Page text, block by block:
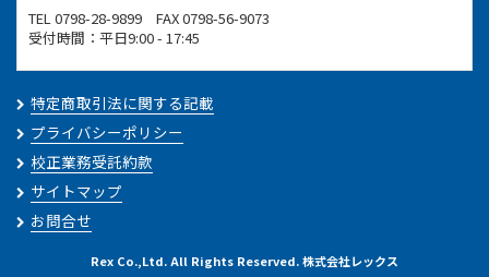
TEL 0798-28-9899 FAX 0798-56-9073
受付時間：平日9:00 - 17:45
特定商取引法に関する記載
プライバシーポリシー
校正業務受託約款
サイトマップ
お問合せ
Rex Co.,Ltd. All Rights Reserved. 株式会社レックス